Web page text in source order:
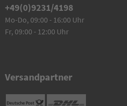
+49(0)9231/4198
Mo-Do, 09:00 - 16:00 Uhr
Fr, 09:00 - 12:00 Uhr
Versandpartner